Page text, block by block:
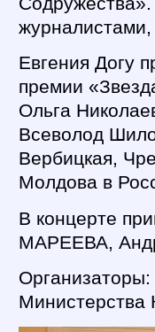
Евгения Догу
премии
Ольга
Всеволод
Вербицкая,
Молдова в
В концерте
МАРЕЕВА,
Министерства